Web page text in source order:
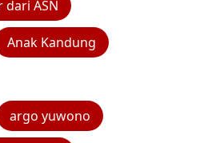
ASN
Anak Kandung
argo yuwono